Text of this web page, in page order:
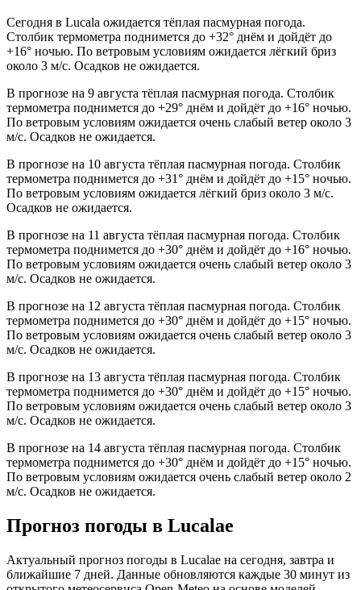
Сегодня в Lucala ожидается тёплая пасмурная погода.
Столбик термометра поднимется до +32° днём и дойдёт до
+16° ночью. По ветровым условиям ожидается лёгкий бриз
около 3 м/с. Осадков не ожидается.
В прогнозе на 9 августа тёплая пасмурная погода. Столбик
термометра поднимется до +29° днём и дойдёт до +16° ночью.
По ветровым условиям ожидается очень слабый ветер около 3
м/с. Осадков не ожидается.
В прогнозе на 10 августа тёплая пасмурная погода. Столбик
термометра поднимется до +31° днём и дойдёт до +15° ночью.
По ветровым условиям ожидается лёгкий бриз около 3 м/с.
Осадков не ожидается.
В прогнозе на 11 августа тёплая пасмурная погода. Столбик
термометра поднимется до +30° днём и дойдёт до +16° ночью.
По ветровым условиям ожидается очень слабый ветер около 3
м/с. Осадков не ожидается.
В прогнозе на 12 августа тёплая пасмурная погода. Столбик
термометра поднимется до +30° днём и дойдёт до +15° ночью.
По ветровым условиям ожидается очень слабый ветер около 3
м/с. Осадков не ожидается.
В прогнозе на 13 августа тёплая пасмурная погода. Столбик
термометра поднимется до +30° днём и дойдёт до +15° ночью.
По ветровым условиям ожидается очень слабый ветер около 3
м/с. Осадков не ожидается.
В прогнозе на 14 августа тёплая пасмурная погода. Столбик
термометра поднимется до +30° днём и дойдёт до +15° ночью.
По ветровым условиям ожидается очень слабый ветер около 2
м/с. Осадков не ожидается.
Прогноз погоды в Lucalaе
Актуальный прогноз погоды в Lucalaе на сегодня, завтра и
ближайшие 7 дней. Данные обновляются каждые 30 минут из